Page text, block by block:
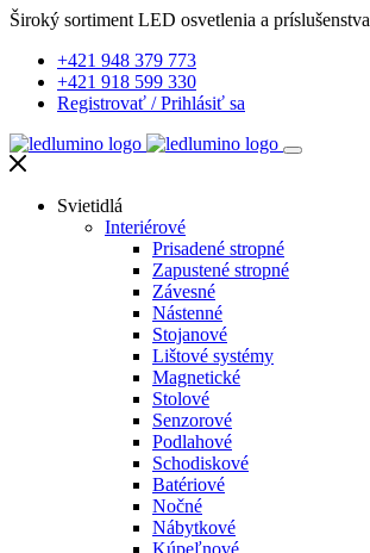
Široký sortiment LED osvetlenia a príslušenstva
+421 948 379 773
+421 918 599 330
Registrovať /Prihlásiť sa
Svietidlá
Interiérové
Prisadené stropné
Zapustené stropné
Závesné
Nástenné
Stojanové
Lištové systémy
Magnetické
Stolové
Senzorové
Podlahové
Schodiskové
Batériové
Nočné
Nábytkové
Kúpeľnové